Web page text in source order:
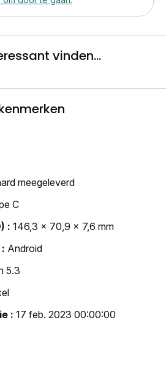
vinden...
meegeleverd
C
146,3 x 70,9 x 7,6 mm
Android
5.3
17 feb. 2023 00:00:00